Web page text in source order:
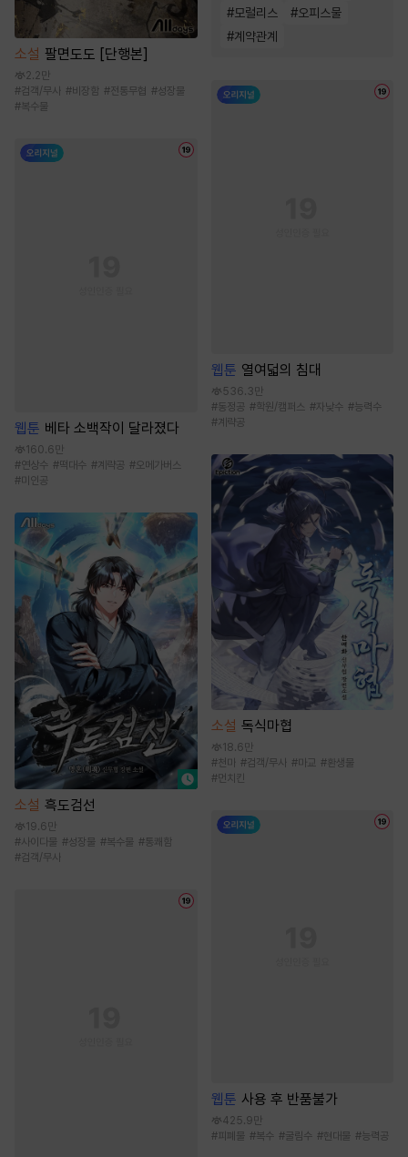
소설 팔면도도 [단행본]
2.2만
#검객/무사 #비장함 #전통무협 #성장물
#복수물
웹툰 베타 소백작이 달라졌다
160.6만
#연상수 #떡대수 # 계략공 #오메가버스
#미인공
소설 흑도검선
19.6만
#사이다물 #성장물 #복수물 #통쾌함
#검객/무사
#모럴리스 #오피스물
#계약관계
웹툰 열여덟의 침대
536.3만
#동정공 #학원/캠퍼스 #자낮수 #능력수
#계략공
소설 독식마협
18.6만
#천마 #검객/무사 #마교 #환생물
#먼치킨
웹툰 사용 후 반품불가
425.9만
#피폐물 #복수 #굴림수 #현대물 #능력공